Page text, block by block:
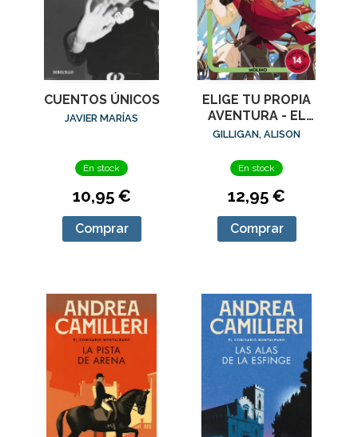
CUENTOS ÚNICOS
JAVIER MARÍAS
En stock
10,95 €
Comprar
ELIGE TU PROPIA
AVENTURA - EL
TESORO DEL
GILLIGAN, ALISON
En stock
12,95 €
Comprar